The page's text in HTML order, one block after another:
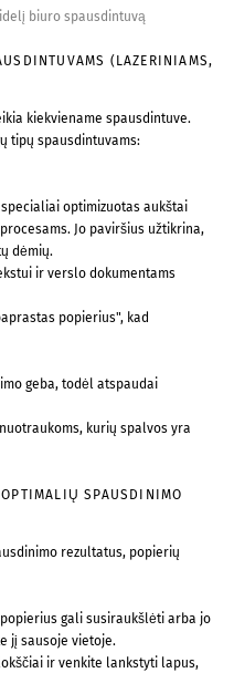
biuro spausdintuvą
(LAZERINIAMS,
kiekviename spausdintuve.
tipų spausdintuvams:
optimizuotas aukštai
Jo paviršius užtikrina,
dėmių.
ir verslo dokumentams
popierius", kad
geba, todėl atspaudai
kurių spalvos yra
SPAUSDINIMO
rezultatus, popierių
gali susiraukšlėti arba jo
jį sausoje vietoje.
ir venkite lankstyti lapus,